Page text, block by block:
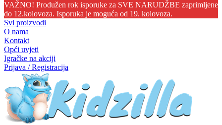
VAŽNO! Produžen rok isporuke za SVE NARUDŽBE zaprimljene
do 12.kolovoza. Isporuka je moguća od 19. kolovoza.
Svi proizvodi
O nama
Kontakt
Opći uvjeti
Igračke na akciji
Prijava / Registracija